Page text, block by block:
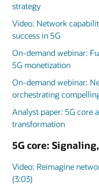
strategy
Video: Network
success in 5G
On-demand webinar:
5G monetization
On-demand webinar:
orchestrating
Analyst paper: 5G core
transformation
5G core:
Video: Reimagine
(3:03)